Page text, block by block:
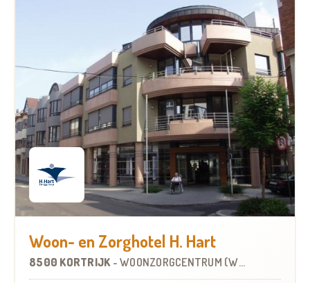
Woon- en Zorghotel H. Hart
8500 KORTRIJK - WOONZORGCENTRUM (WZC)